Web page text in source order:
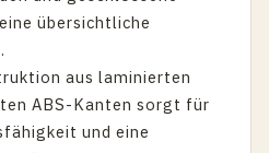
übersichtliche
aus laminierten
ABS-Kanten sorgt für
und eine